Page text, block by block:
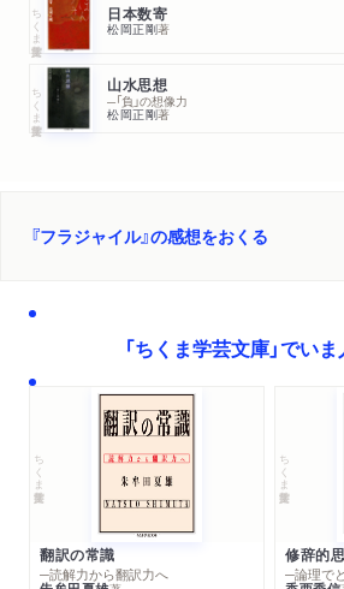
ちくま学芸文庫 日本数寄
松岡正剛著
ちくま学芸文庫 山水思想
─「負」の想像力
松岡正剛著
『フラジャイル』の感想をおくる
「ちくま学芸文庫」でい
ちくま学芸文庫
翻訳の常識
─読解力から翻訳力へ
ちくま学芸文庫
修辞的
─論理で